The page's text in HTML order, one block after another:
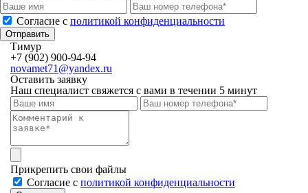
Cогласие с политикой конфиденциальности
Отправить
Тимур
+7 (902) 900-94-94
novamet71@yandex.ru
Оставить заявку
Наш специалист свяжется с вами в течении 5 минут
Прикрепить свои файлы
Cогласие с политикой конфиденциальности